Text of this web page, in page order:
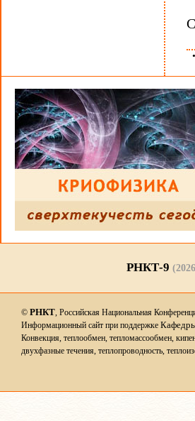
•
РНКТ-9
© РНКТ, Российская Национальная
Информационный сайт при поддержке
Конвекция, теплообмен, тепломассообмен,
двухфазные течения, теплопроводность,